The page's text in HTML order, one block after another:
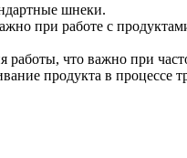
шнеки.
при работе с
работы, что важно при
продукта в процессе